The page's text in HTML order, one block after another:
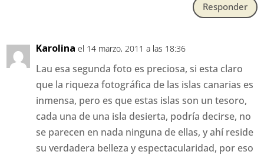
Responder
Karolina el 14 marzo, 2011 a las 18:36
Lau esa segunda foto es preciosa, si esta claro
que la riqueza fotográfica de las islas canarias es
inmensa, pero es que estas islas son un tesoro,
cada una de una isla desierta, podría decirse, no
se parecen en nada ninguna de ellas, y ahí reside
su verdadera belleza y espectacularidad, por eso